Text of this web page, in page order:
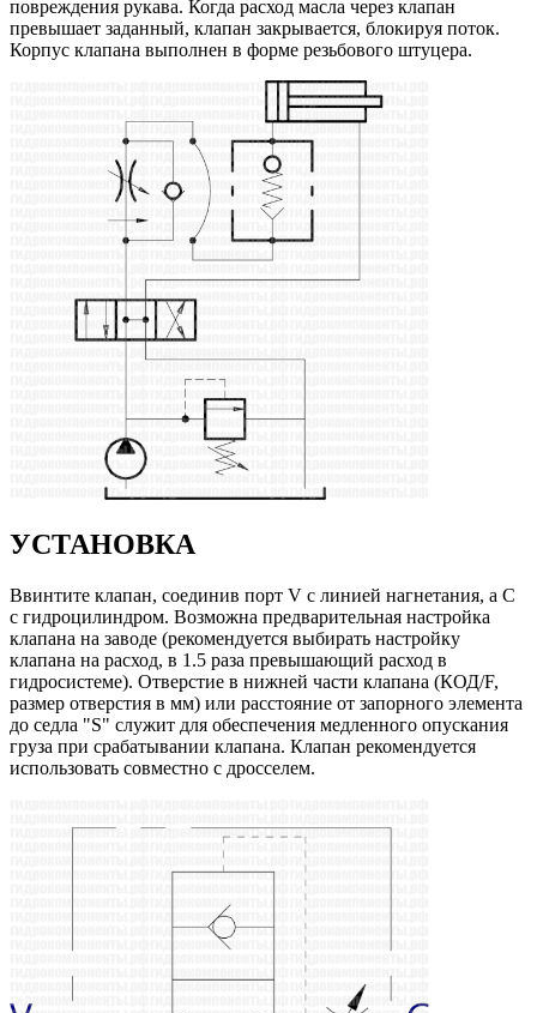
повреждения рукава. Когда расход масла через клапан
превышает заданный, клапан закрывается, блокируя поток.
Корпус клапана выполнен в форме резьбового штуцера.
УСТАНОВКА
Ввинтите клапан, соединив порт V с линией нагнетания, а С
с гидроцилиндром. Возможна предварительная настройка
клапана на заводе (рекомендуется выбирать настройку
клапана на расход, в 1.5 раза превышающий расход в
гидросистеме). Отверстие в нижней части клапана (КОД/F,
размер отверстия в мм) или расстояние от запорного элемента
до седла "S" служит для обеспечения медленного опускания
груза при срабатывании клапана. Клапан рекомендуется
использовать совместно с дросселем.